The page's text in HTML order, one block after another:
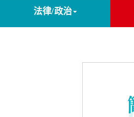
法律/政治